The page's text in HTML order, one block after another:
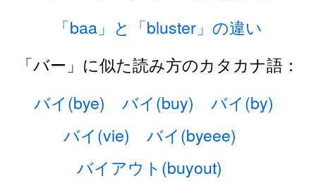
「baa」と「bluster」の違い
「バー」に似た読み方のカタカナ語：
バイ(bye)
バイ(buy)
バイ(by)
バイ(vie)
バイ(byeee)
バイアウト(buyout)